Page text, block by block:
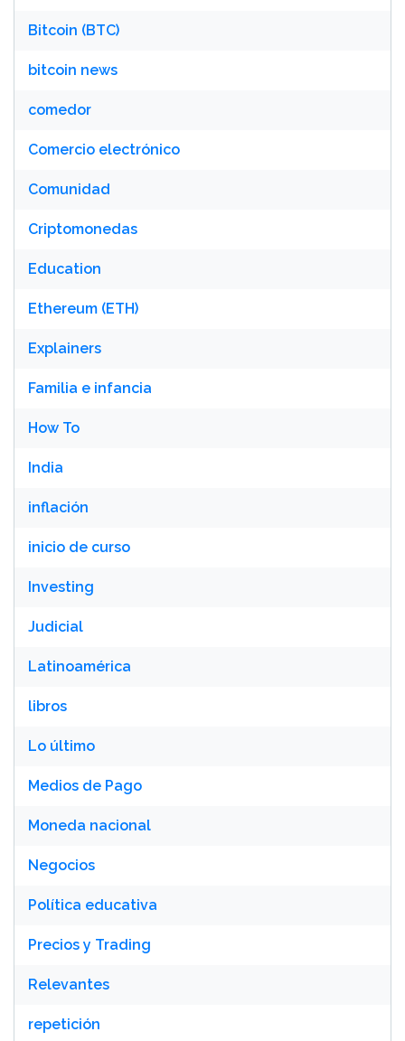
Bitcoin (BTC)
bitcoin news
comedor
Comercio electrónico
Comunidad
Criptomonedas
Education
Ethereum (ETH)
Explainers
Familia e infancia
How To
India
inflación
inicio de curso
Investing
Judicial
Latinoamérica
libros
Lo último
Medios de Pago
Moneda nacional
Negocios
Política educativa
Precios y Trading
Relevantes
repetición